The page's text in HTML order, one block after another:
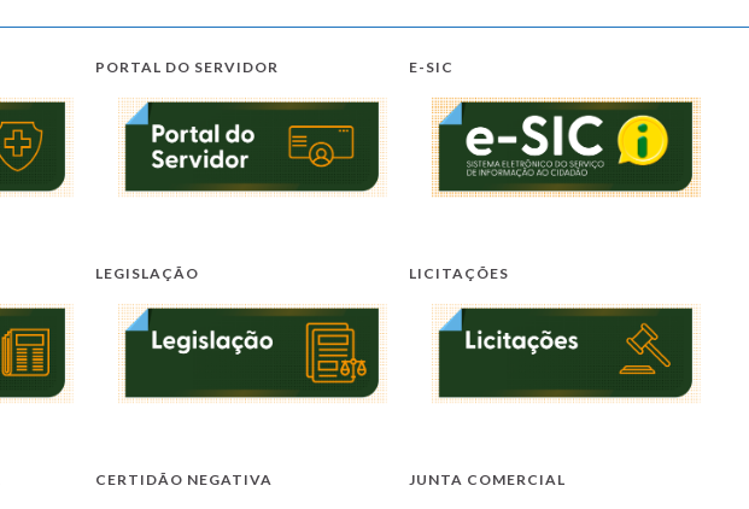
PORTAL DO SERVIDOR E-SIC
LEGISLAÇÃO LICITAÇÕES
CERTIDÃO NEGATIVA JUNTA COMERCIAL